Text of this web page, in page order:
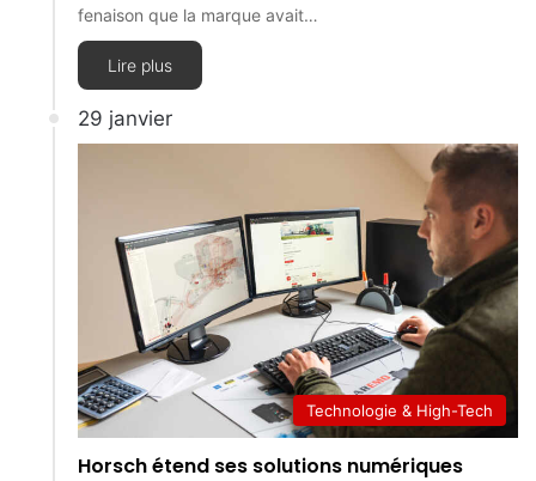
fenaison que la marque avait…
Lire plus
29 janvier
Technologie & High-Tech
Horsch étend ses solutions numériques